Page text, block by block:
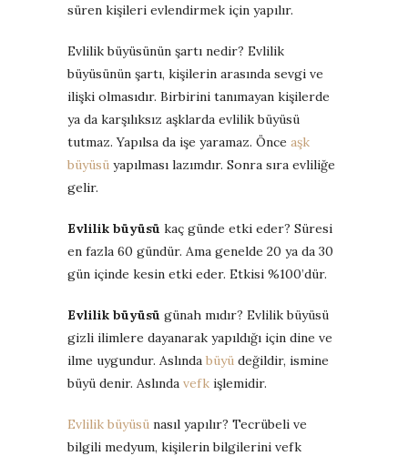
süren kişileri evlendirmek için yapılır.
Evlilik büyüsünün şartı nedir? Evlilik
büyüsünün şartı, kişilerin arasında sevgi ve
ilişki olmasıdır. Birbirini tanımayan kişilerde
ya da karşılıksız aşklarda evlilik büyüsü
tutmaz. Yapılsa da işe yaramaz. Önce aşk
büyüsü yapılması lazımdır. Sonra sıra evliliğe
gelir.
Evlilik büyüsü kaç günde etki eder? Süresi
en fazla 60 gündür. Ama genelde 20 ya da 30
gün içinde kesin etki eder. Etkisi %100’dür.
Evlilik büyüsü günah mıdır? Evlilik büyüsü
gizli ilimlere dayanarak yapıldığı için dine ve
ilme uygundur. Aslında büyü değildir, ismine
büyü denir. Aslında vefk işlemidir.
Evlilik büyüsü nasıl yapılır? Tecrübeli ve
bilgili medyum, kişilerin bilgilerini vefk